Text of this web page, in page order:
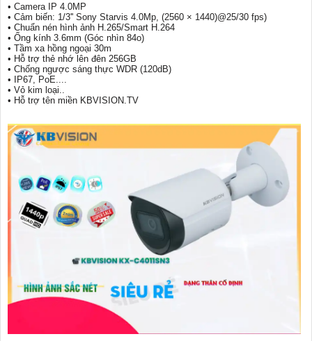
• Camera IP 4.0MP
• Cảm biến: 1/3'' Sony Starvis 4.0Mp, (2560 × 1440)@25/30 fps)
• Chuẩn nén hình ảnh H.265/Smart H.264
• Ống kính 3.6mm (Góc nhìn 84o)
• Tầm xa hồng ngoại 30m
• Hỗ trợ thẻ nhớ lên đên 256GB
• Chống ngược sáng thực WDR (120dB)
• IP67, PoE....
• Vỏ kim loại..
• Hỗ trợ tên miền KBVISION.TV